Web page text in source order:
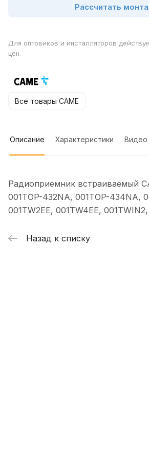
Рассчитать
Для оптовиков и инсталляторов
цен.
Все товары CAME
Описание Характеристики Видео
Радиоприемник встраиваемый
001TOP-432NA, 001TOP-434NA,
001TW2EE, 001TW4EE,
Назад к списку